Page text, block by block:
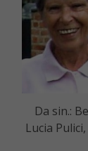
Da sin.:
Lucia